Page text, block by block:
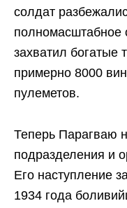
солдат
полномасштабное
захватил богатые
примерно 8000
пулеметов.
Теперь Парагваю
подразделения и
Его наступление
1934 года